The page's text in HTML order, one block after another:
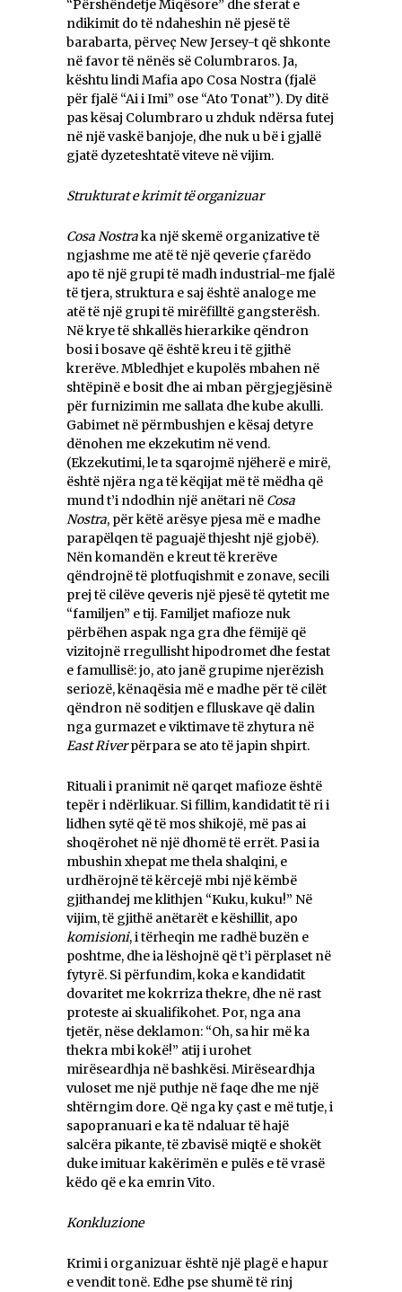
“Përshëndetje Miqësore” dhe sferat e
ndikimit do të ndaheshin në pjesë të
barabarta, përveç New Jersey-t që shkonte
në favor të nënës së Columbraros. Ja,
kështu lindi Mafia apo Cosa Nostra (fjalë
për fjalë “Ai i Imi” ose “Ato Tonat”). Dy ditë
pas kësaj Columbraro u zhduk ndërsa futej
në një vaskë banjoje, dhe nuk u bë i gjallë
gjatë dyzeteshtatë viteve në vijim.
Strukturat e krimit të organizuar
Cosa Nostraka një skemë organizative të
ngjashme me atë të një qeverie çfarëdo
apo të një grupi të madh industrial-me fjalë
të tjera, struktura e saj është analoge me
atë të një grupi të mirëfilltë gangsterësh.
Në krye të shkallës hierarkike qëndron
bosi i bosave që është kreu i të gjithë
krerëve. Mbledhjet e kupolës mbahen në
shtëpinë e bosit dhe ai mban përgjegjësinë
për furnizimin me sallata dhe kube akulli.
Gabimet në përmbushjen e kësaj detyre
dënohen me ekzekutim në vend.
(Ekzekutimi, le ta sqarojmë njëherë e mirë,
është njëra nga të këqijat më të mëdha që
mund t’i ndodhin një anëtari në Cosa
Nostra, për këtë arësye pjesa më e madhe
parapëlqen të paguajë thjesht një gjobë).
Nën komandën e kreut të krerëve
qëndrojnë të plotfuqishmit e zonave, secili
prej të cilëve qeveris një pjesë të qytetit me
“familjen” e tij. Familjet mafioze nuk
përbëhen aspak nga gra dhe fëmijë që
vizitojnë rregullisht hipodromet dhe festat
e famullisë: jo, ato janë grupime njerëzish
seriozë, kënaqësia më e madhe për të cilët
qëndron në soditjen e flluskave që dalin
nga gurmazet e viktimave të zhytura në
East Riverpërpara se ato të japin shpirt.
Rituali i pranimit në qarqet mafioze është
tepër i ndërlikuar. Si fillim, kandidatit të ri i
lidhen sytë që të mos shikojë, më pas ai
shoqërohet në një dhomë të errët. Pasi ia
mbushin xhepat me thela shalqini, e
urdhërojnë të kërcejë mbi një këmbë
gjithandej me klithjen “Kuku, kuku!” Në
vijim, të gjithë anëtarët e këshillit, apo
komisioni, i tërheqin me radhë buzën e
poshtme, dhe ia lëshojnë që t’i përplaset në
fytyrë. Si përfundim, koka e kandidatit
dovaritet me kokrriza thekre, dhe në rast
proteste ai skualifikohet. Por, nga ana
tjetër, nëse deklamon: “Oh, sa hir më ka
thekra mbi kokë!” atij i urohet
mirëseardhja në bashkësi. Mirëseardhja
vuloset me një puthje në faqe dhe me një
shtërngim dore. Që nga ky çast e më tutje, i
sapopranuari e ka të ndaluar të hajë
salcëra pikante, të zbavisë miqtë e shokët
duke imituar kakërimën e pulës e të vrasë
këdo që e ka emrin Vito.
Konkluzione
Krimi i organizuar është një plagë e hapur
e vendit tonë. Edhe pse shumë të rinj